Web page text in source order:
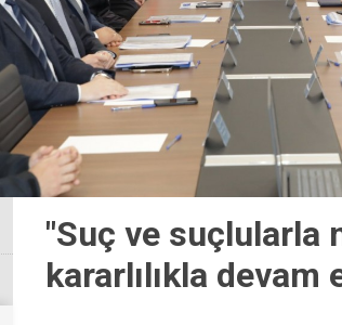
"Suç ve suçlularla
kararlılıkla devam